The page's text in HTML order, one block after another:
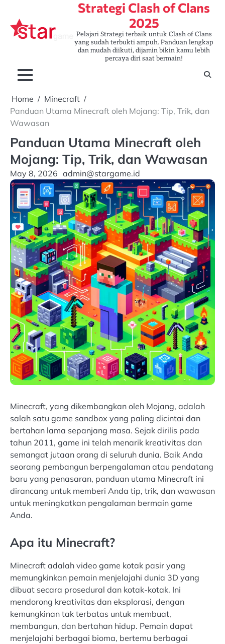
content
Strategi Clash of Clans
2025
Pelajari Strategi terbaik untuk Clash of Clans
yang sudah terbukti ampuh. Panduan lengkap
dan mudah diikuti, dijamin bikin kamu lebih
percaya diri saat bermain!
Home
Minecraft
Panduan Utama Minecraft oleh Mojang: Tip, Trik, dan
Wawasan
Panduan Utama Minecraft oleh
Mojang: Tip, Trik, dan Wawasan
May 8, 2026 admin@stargame.id
Minecraft, yang dikembangkan oleh Mojang, adalah
salah satu game sandbox yang paling dicintai dan
bertahan lama sepanjang masa. Sejak dirilis pada
tahun 2011, game ini telah menarik kreativitas dan
semangat jutaan orang di seluruh dunia. Baik Anda
seorang pembangun berpengalaman atau pendatang
baru yang penasaran, panduan utama Minecraft ini
dirancang untuk memberi Anda tip, trik, dan wawasan
untuk meningkatkan pengalaman bermain game
Anda.
Apa itu Minecraft?
Minecraft adalah video game kotak pasir yang
memungkinkan pemain menjelajahi dunia 3D yang
dibuat secara prosedural dan kotak-kotak. Ini
mendorong kreativitas dan eksplorasi, dengan
kemungkinan tak terbatas untuk membuat,
membangun, dan bertahan hidup. Pemain dapat
menjelajahi berbagai bioma, bertemu berbagai